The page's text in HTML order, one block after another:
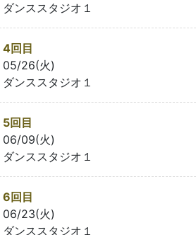
ダンススタジオ１
4回目
05/26(火)
ダンススタジオ１
5回目
06/09(火)
ダンススタジオ１
6回目
06/23(火)
ダンススタジオ１